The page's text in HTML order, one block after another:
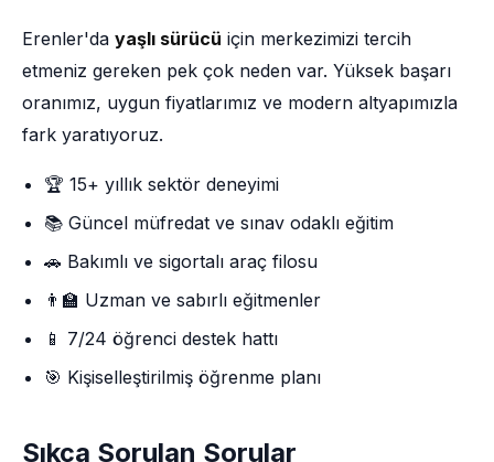
Erenler'da yaşlı sürücü için merkezimizi tercih
etmeniz gereken pek çok neden var. Yüksek başarı
oranımız, uygun fiyatlarımız ve modern altyapımızla
fark yaratıyoruz.
🏆 15+ yıllık sektör deneyimi
📚 Güncel müfredat ve sınav odaklı eğitim
🚗 Bakımlı ve sigortalı araç filosu
👨‍🏫 Uzman ve sabırlı eğitmenler
📱 7/24 öğrenci destek hattı
🎯 Kişiselleştirilmiş öğrenme planı
Sıkça Sorulan Sorular